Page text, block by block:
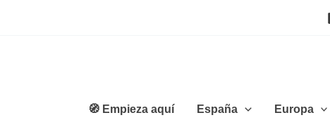
🧭 Empieza aquí España Europa